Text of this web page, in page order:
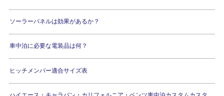
ソーラーパネルは効果があるか？
車中泊に必要な電装品は何？
ヒッチメンバー適合サイズ表